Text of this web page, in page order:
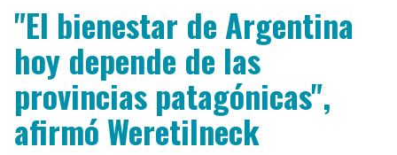
"El bienestar de Argentina
hoy depende de las
provincias patagónicas",
afirmó Weretilneck